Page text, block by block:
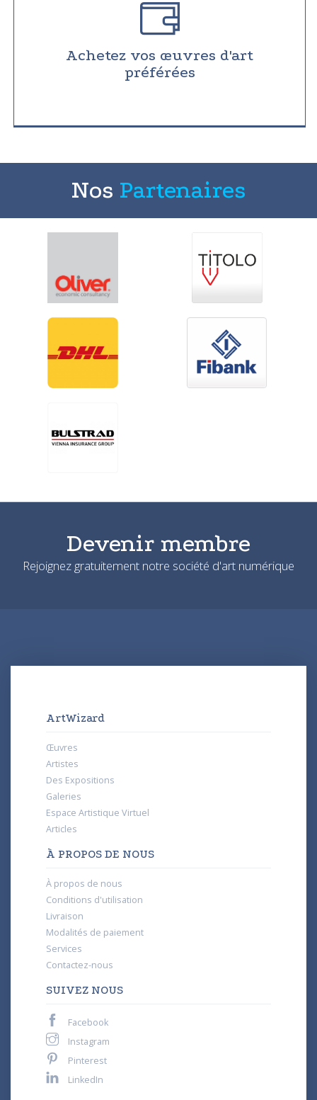
Achetez vos œuvres d'art
préférées
Nos Partenaires
Devenir membre
Rejoignez gratuitement notre société d'art numérique
ArtWizard
Œuvres
Artistes
Des Expositions
Galeries
Espace Artistique Virtuel
Articles
À PROPOS DE NOUS
À propos de nous
Conditions d'utilisation
Livraison
Modalités de paiement
Services
Contactez-nous
SUIVEZ NOUS
Facebook
Instagram
Pinterest
LinkedIn